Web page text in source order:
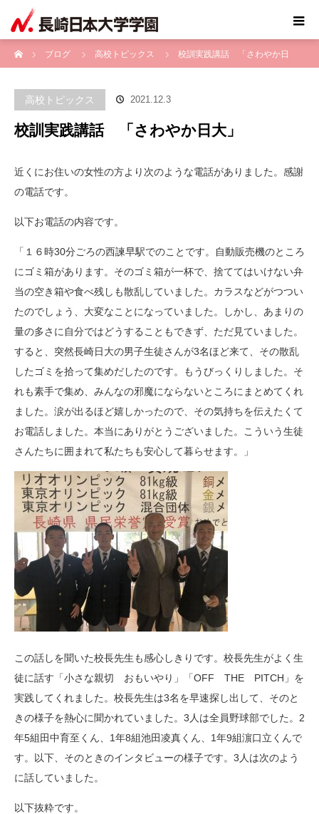
ブログ
高校トピックス 校訓実践講話 「さわやか日
高校トピックス 2021.12.3
校訓実践講話 「さわやか日大」
近くにお住いの女性の方より次のような電話がありました。感謝
の電話です。
以下お電話の内容です。
「１６時30分ごろの西諫早駅でのことです。自動販売機のところ
にゴミ箱があります。そのゴミ箱が一杯で、捨ててはいけない弁
当の空き箱や食べ残しも散乱していました。カラスなどがつつい
たのでしょう、大変なことになっていました。しかし、あまりの
量の多さに自分ではどうすることもできず、ただ見ていました。
すると、突然長崎日大の男子生徒さんが3名ほど来て、その散乱
したゴミを拾って集めだしたのです。もうびっくりしました。そ
れも素手で集め、みんなの邪魔にならないところにまとめてくれ
ました。涙が出るほど嬉しかったので、その気持ちを伝えたくて
お電話しました。本当にありがとうございました。こういう生徒
さんたちに囲まれて私たちも安心して暮らせます。」
この話しを聞いた校長先生も感心しきりです。校長先生がよく生
徒に話す「小さな親切 おもいやり」「OFF THE PITCH」を
実践してくれました。校長先生は3名を早速探し出して、そのと
きの様子を熱心に聞かれていました。3人は全員野球部でした。2
年5組田中育至くん、1年8組池田凌真くん、1年9組濵口立くんで
す。以下、そのときのインタビューの様子です。3人は次のよう
に話していました。
以下抜粋です。